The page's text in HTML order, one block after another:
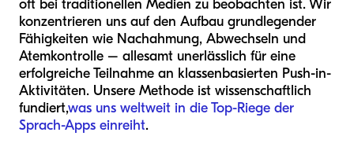
oft bei traditionellen Medien zu beobachten ist. Wir
konzentrieren uns auf den Aufbau grundlegender
Fähigkeiten wie Nachahmung, Abwechseln und
Atemkontrolle – allesamt unerlässlich für eine
erfolgreiche Teilnahme an klassenbasierten Push-in-
Aktivitäten. Unsere Methode ist wissenschaftlich
fundiert,was uns weltweit in die Top-Riege der
Sprach-Apps einreiht.